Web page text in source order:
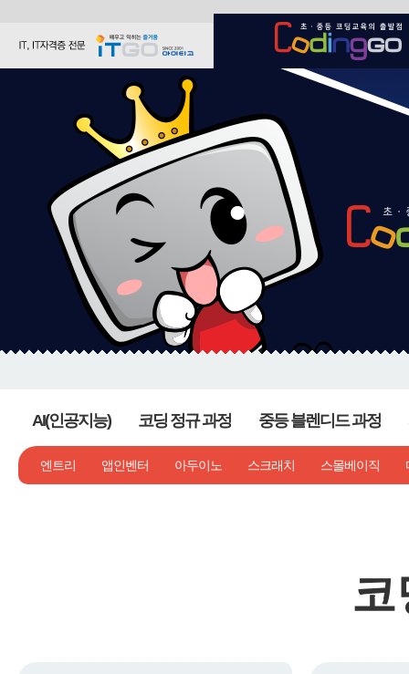
AI(인공지능) 코딩 정규 과정 중등 블렌디드 과정
엔트리 앱인벤터 아두이노 스크래치 스몰베이직
기타
코